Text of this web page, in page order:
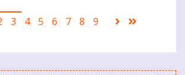
Puslapis
3 Puslapis
4 Puslapis
5 Puslapis
6 Puslapis
7 Puslapis
8 Puslapis
9
Sekantis